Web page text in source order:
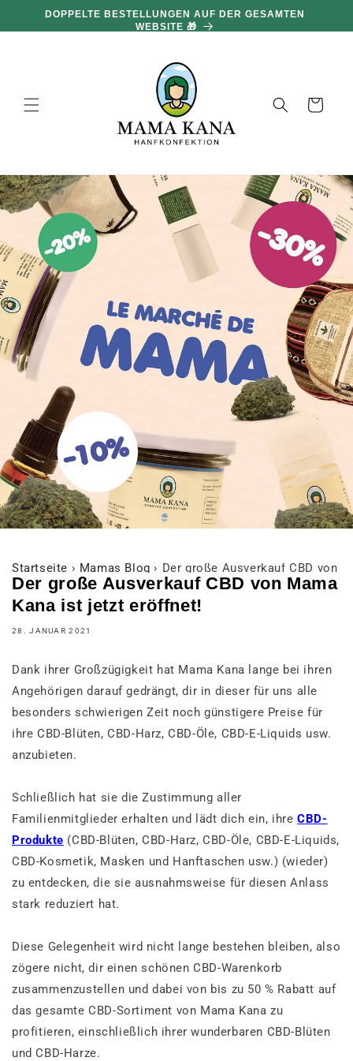
und zumDOPPELTE BESTELLUNGEN AUF DER GESAMTEN
WEBSITE 🎁
Warenkorb
Startseite › Mamas Blog › Der große Ausverkauf CBD von
Der große Ausverkauf CBD von Mama
Kana ist jetzt eröffnet!
28. JANUAR 2021
Dank ihrer Großzügigkeit hat Mama Kana lange bei ihren
Angehörigen darauf gedrängt, dir in dieser für uns alle
besonders schwierigen Zeit noch günstigere Preise für
ihre CBD-Blüten, CBD-Harz, CBD-Öle, CBD-E-Liquids usw.
anzubieten.
Schließlich hat sie die Zustimmung aller
Familienmitglieder erhalten und lädt dich ein, ihreCBD-
Produkte (CBD-Blüten, CBD-Harz, CBD-Öle, CBD-E-Liquids,
CBD-Kosmetik, Masken und Hanftaschen usw.) (wieder)
zu entdecken, die sie ausnahmsweise für diesen Anlass
stark reduziert hat.
Diese Gelegenheit wird nicht lange bestehen bleiben, also
zögere nicht, dir einen schönen CBD-Warenkorb
zusammenzustellen und dabei von bis zu 50 % Rabatt auf
das gesamte CBD-Sortiment von Mama Kana zu
profitieren, einschließlich ihrer wunderbaren CBD-Blüten
und CBD-Harze.